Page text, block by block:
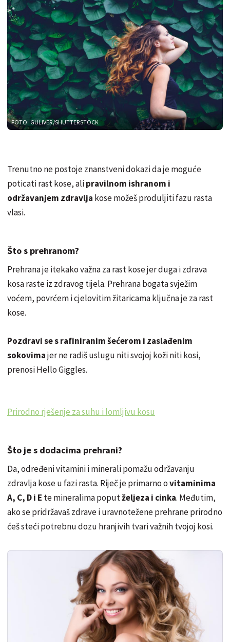
FOTO: GULIVER/SHUTTERSTOCK
Trenutno ne postoje znanstveni dokazi da je moguće
poticati rast kose, alipravilnom ishranom i
održavanjem zdravlja kose možeš produljiti fazu rasta
vlasi.
Što s prehranom?
Prehrana je itekako važna za rast kose jer duga i zdrava
kosa raste iz zdravog tijela. Prehrana bogata svježim
voćem, povrćem i cjelovitim žitaricama ključna je za rast
kose.
Pozdravi se s rafiniranim šećerom i zaslađenim
sokovimajer ne radiš uslugu niti svojoj koži niti kosi,
prenosi Hello Giggles.
Prirodno rješenje za suhu i lomljivu kosu
Što je s dodacima prehrani?
Da, određeni vitamini i minerali pomažu održavanju
zdravlja kose u fazi rasta. Riječ je primarno ovitaminima
A, C, D i E te mineralima poputželjeza i cinka. Međutim,
ako se pridržavaš zdrave i uravnotežene prehrane prirodno
ćeš steći potrebnu dozu hranjivih tvari važnih tvojoj kosi.